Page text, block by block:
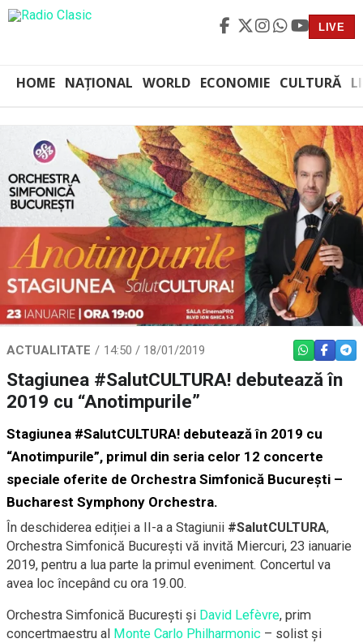
LIVE
HOME NAȚIONAL WORLD ECONOMIE CULTURĂ
ACTUALITATE 14:50 / 18/01/2019 WHATSAPP
Stagiunea #SalutCULTURA! debutează în
2019 cu “Anotimpurile”
Stagiunea #SalutCULTURA! debutează în 2019 cu
“Anotimpurile”, primul din seria celor 12 concerte
speciale oferite de Orchestra Simfonică București –
Bucharest Symphony Orchestra.
În deschiderea ediției a II-a a Stagiunii #SalutCULTURA,
Orchestra Simfonică București vă invită Miercuri, 23 ianuarie
2019, pentru a lua parte la primul eveniment. Concertul va
avea loc începând cu ora 19.00.
Orchestra Simfonică București și David Lefèvre, prim
concertmaestru al Monte Carlo Philharmonic – solist și